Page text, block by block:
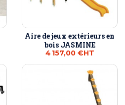
Aire de jeux extérieurs en
bois JASMINE
4 157,00 €HT